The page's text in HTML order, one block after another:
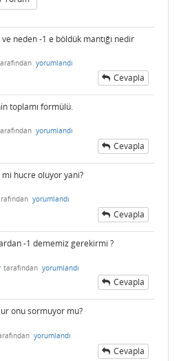
neden -1 e böldük mantığı nedir
yorumlandı
Cevapla
toplamı formülü.
yorumlandı
Cevapla
hucre oluyor yani?
yorumlandı
Cevapla
-1 dememiz gerekirmi ?
tarafından yorumlandı
Cevapla
onu sormuyor mu?
yorumlandı
Cevapla